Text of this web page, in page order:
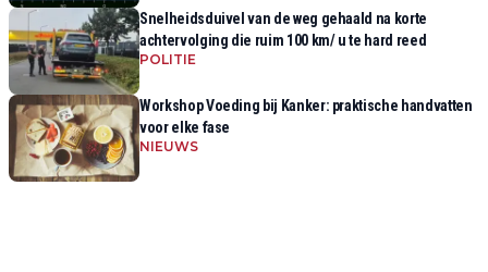
Snelheidsduivel van de weg gehaald na korte
achtervolging die ruim 100 km/ u te hard reed
POLITIE
Workshop Voeding bij Kanker: praktische handvatten
voor elke fase
NIEUWS